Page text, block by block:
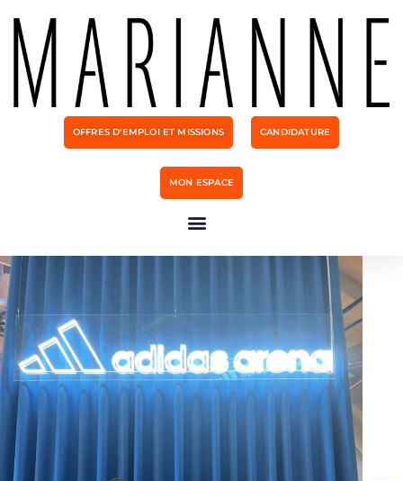
OFFRES D'EMPLOI ET MISSIONS CANDIDATURE
MON ESPACE